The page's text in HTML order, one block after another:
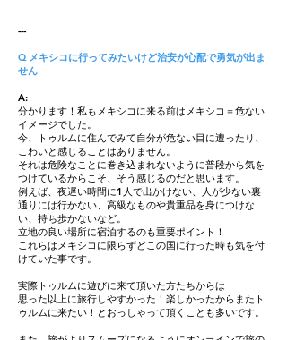
---
Q メキシコに行ってみたいけど治安が心配で勇気が出ま
せん
A:
分かります！私もメキシコに来る前はメキシコ＝危ない
イメージでした。
今、トゥルムに住んでみて自分が危ない目に遭ったり、
こわいと感じることはありません。
それは危険なことに巻き込まれないように普段から気を
つけているからこそ、そう感じるのだと思います。
例えば、夜遅い時間に1人で出かけない、人が少ない裏
通りには行かない、高級なものや貴重品を身につけな
い、持ち歩かないなど。
立地の良い場所に宿泊するのも重要ポイント！
これらはメキシコに限らずどこの国に行った時も気を付
けていた事です。
実際トゥルムに遊びに来て頂いた方たちからは
思った以上に旅行しやすかった！楽しかったからまたト
ゥルムに来たい！とおっしゃって頂くことも多いです。